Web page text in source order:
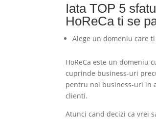
Iata TOP 5
HoReCa ti se
Alege un domeniu care
HoReCa este un domeniu
cuprinde business-uri
pentru noi business-uri in
clienti.
Atunci cand decizi ca vrei